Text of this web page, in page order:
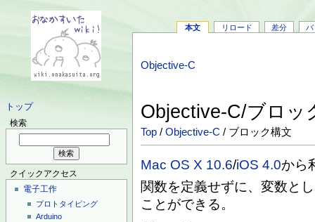
トップ
検索
クイックアクセス
電子工作
プロトタイピング
Arduino
本文 リロード 差分 バ
Objective-C
Objective-C/ブロッ
Top /Objective-C / ブロック構文
Mac OS X 10.6/iOS 4.0から
関数を定義せずに、変数と
ことができる。